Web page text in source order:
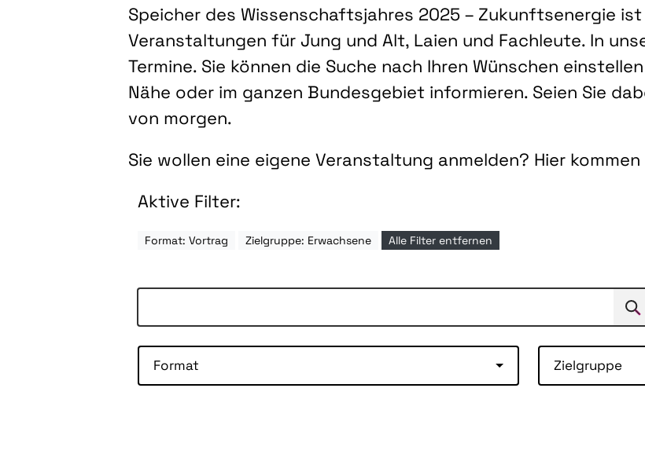
Speicher des Wissenschaftsjahres 2025 – Zukunftsenergie
Veranstaltungen für Jung und Alt, Laien und Fachleute. In
Termine. Sie können die Suche nach Ihren Wünschen
Nähe oder im ganzen Bundesgebiet informieren. Seien Sie
von morgen.
Sie wollen eine eigene Veranstaltung anmelden? Hier kommen
Aktive Filter:
Format: Vortrag Zielgruppe: Erwachsene Alle Filter entfernen
Format Zielgruppe